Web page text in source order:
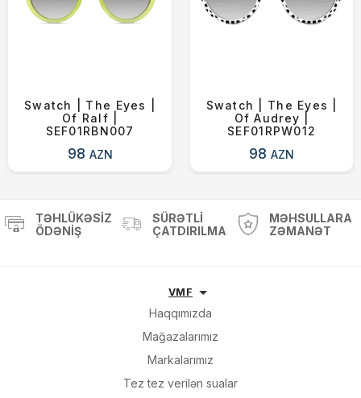
Swatch | The Eyes |
Of Ralf |
SEF01RBN007
98 AZN
Swatch | The Eyes |
Of Audrey |
SEF01RPW012
98AZN
TƏHLÜKƏSIZ
ÖDƏNIŞ
SÜRƏTLI
ÇATDIRILMA
MƏHSULLARA
ZƏMANƏT
VMF
Haqqımızda
Mağazalarımız
Markalarımız
Tez tez verilən sualar